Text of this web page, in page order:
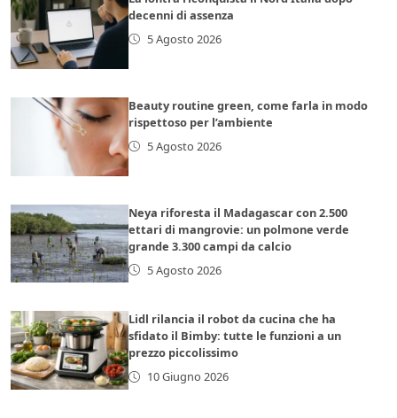
decenni di assenza
5 Agosto 2026
Beauty routine green, come farla in modo
rispettoso per l’ambiente
5 Agosto 2026
Neya riforesta il Madagascar con 2.500
ettari di mangrovie: un polmone verde
grande 3.300 campi da calcio
5 Agosto 2026
Lidl rilancia il robot da cucina che ha
sfidato il Bimby: tutte le funzioni a un
prezzo piccolissimo
10 Giugno 2026